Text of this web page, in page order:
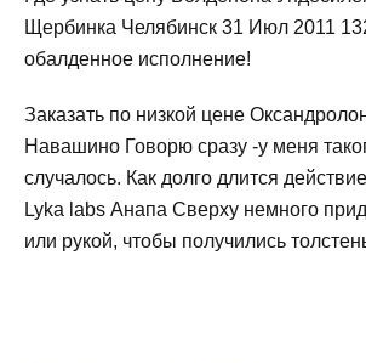
Щербинка Челябинск 31 Июл 2011
обалденное исполнение!
Заказать по низкой цене
Навашино Говорю сразу -у меня
случалось. Как долго длится
Lyka labs Анапа Сверху немного
или рукой, чтобы получились